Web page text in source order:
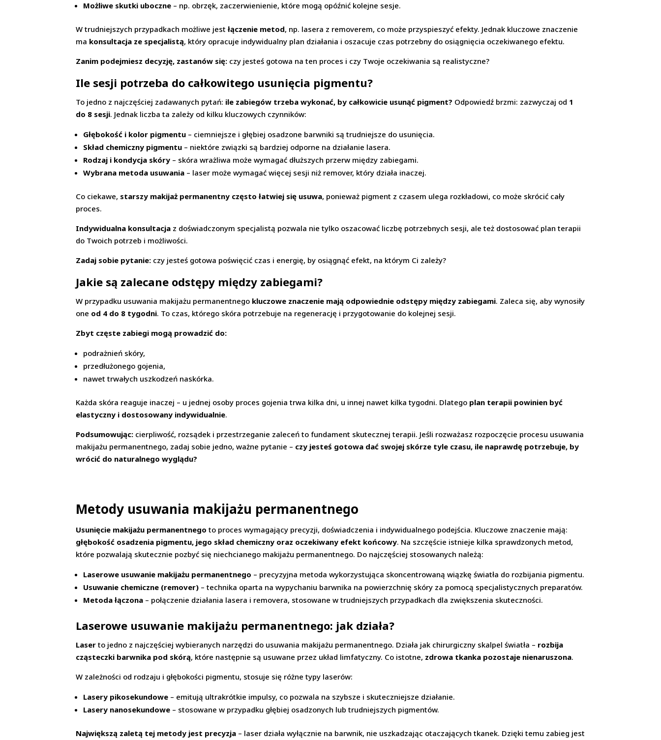
Możliwe skutki uboczne – np. obrzęk, zaczerwienienie, które mogą opóźnić kolejne sesje.
W trudniejszych przypadkach możliwe jestłączenie metod, np. lasera z removerem, co może przyspieszyć efekty. Jednak kluczowe znaczenie
ma konsultacja ze specjalistą, który opracuje indywidualny plan działania i oszacuje czas potrzebny do osiągnięcia oczekiwanego efektu.
Zanim podejmiesz decyzję, zastanów się: czy jesteś gotowa na ten proces i czy Twoje oczekiwania są realistyczne?
Ile sesji potrzeba do całkowitego usunięcia pigmentu?
To jedno z najczęściej zadawanych pytań: ile zabiegów trzeba wykonać, by całkowicie usunąć pigment? Odpowiedź brzmi: zazwyczaj od 1
do 8 sesji. Jednak liczba ta zależy od kilku kluczowych czynników:
Głębokość i kolor pigmentu – ciemniejsze i głębiej osadzone barwniki są trudniejsze do usunięcia.
Skład chemiczny pigmentu – niektóre związki są bardziej odporne na działanie lasera.
Rodzaj i kondycja skóry – skóra wrażliwa może wymagać dłuższych przerw między zabiegami.
Wybrana metoda usuwania – laser może wymagać więcej sesji niż remover, który działa inaczej.
Co ciekawe, starszy makijaż permanentny często łatwiej się usuwa, ponieważ pigment z czasem ulega rozkładowi, co może skrócić cały
proces.
Indywidualna konsultacja z doświadczonym specjalistą pozwala nie tylko oszacować liczbę potrzebnych sesji, ale też dostosować plan terapii
do Twoich potrzeb i możliwości.
Zadaj sobie pytanie: czy jesteś gotowa poświęcić czas i energię, by osiągnąć efekt, na którym Ci zależy?
Jakie są zalecane odstępy między zabiegami?
W przypadku usuwania makijażu permanentnego kluczowe znaczenie mają odpowiednie odstępy między zabiegami. Zaleca się, aby wynosiły
one od 4 do 8 tygodni. To czas, którego skóra potrzebuje na regenerację i przygotowanie do kolejnej sesji.
Zbyt częste zabiegi mogą prowadzić do:
podrażnień skóry,
przedłużonego gojenia,
nawet trwałych uszkodzeń naskórka.
Każda skóra reaguje inaczej – u jednej osoby proces gojenia trwa kilka dni, u innej nawet kilka tygodni. Dlatego plan terapii powinien być
elastyczny i dostosowany indywidualnie.
Podsumowując: cierpliwość, rozsądek i przestrzeganie zaleceń to fundament skutecznej terapii. Jeśli rozważasz rozpoczęcie procesu usuwania
makijażu permanentnego, zadaj sobie jedno, ważne pytanie – czy jesteś gotowa dać swojej skórze tyle czasu, ile naprawdę potrzebuje, by
wrócić do naturalnego wyglądu?
Metody usuwania makijażu permanentnego
Usunięcie makijażu permanentnego to proces wymagający precyzji, doświadczenia i indywidualnego podejścia. Kluczowe znaczenie mają:
głębokość osadzenia pigmentu, jego skład chemiczny oraz oczekiwany efekt końcowy. Na szczęście istnieje kilka sprawdzonych metod,
które pozwalają skutecznie pozbyć się niechcianego makijażu permanentnego. Do najczęściej stosowanych należą:
Laserowe usuwanie makijażu permanentnego – precyzyjna metoda wykorzystująca skoncentrowaną wiązkę światła do rozbijania pigmentu.
Usuwanie chemiczne (remover) – technika oparta na wypychaniu barwnika na powierzchnię skóry za pomocą specjalistycznych preparatów.
Metoda łączona – połączenie działania lasera i removera, stosowane w trudniejszych przypadkach dla zwiększenia skuteczności.
Laserowe usuwanie makijażu permanentnego: jak działa?
Laser to jedno z najczęściej wybieranych narzędzi do usuwania makijażu permanentnego. Działa jak chirurgiczny skalpel światła – rozbija
cząsteczki barwnika pod skórą, które następnie są usuwane przez układ limfatyczny. Co istotne, zdrowa tkanka pozostaje nienaruszona.
W zależności od rodzaju i głębokości pigmentu, stosuje się różne typy laserów:
Lasery pikosekundowe – emitują ultrakrótkie impulsy, co pozwala na szybsze i skuteczniejsze działanie.
Lasery nanosekundowe – stosowane w przypadku głębiej osadzonych lub trudniejszych pigmentów.
Największą zaletą tej metody jest precyzja – laser działa wyłącznie na barwnik, nie uszkadzając otaczających tkanek. Dzięki temu zabieg jest